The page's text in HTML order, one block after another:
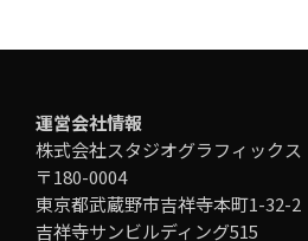
運営会社情報
株式会社スタジオグラフィックス
〒180-0004
東京都武蔵野市吉祥寺本町1-32-2
吉祥寺サンビルディング515